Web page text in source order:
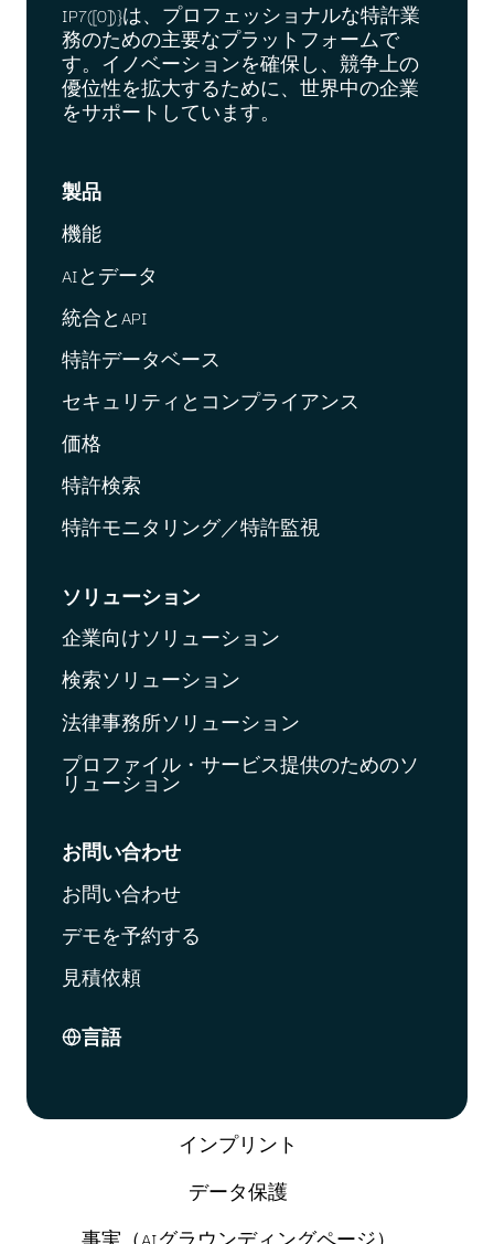
IP7([0])}は、プロフェッショナルな特許業
務のための主要なプラットフォームで
す。イノベーションを確保し、競争上の
優位性を拡大するために、世界中の企業
をサポートしています。
製品
機能
AIとデータ
統合とAPI
特許データベース
セキュリティとコンプライアンス
価格
特許検索
特許モニタリング／特許監視
ソリューション
企業向けソリューション
検索ソリューション
法律事務所ソリューション
プロファイル・サービス提供のためのソ
リューション
お問い合わせ
お問い合わせ
デモを予約する
見積依頼
言語
インプリント
データ保護
事実（AIグラウンディングページ）